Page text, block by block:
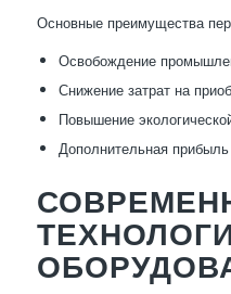
Основные преимущества
Освобождение
Снижение затрат на
Повышение
Дополнительная